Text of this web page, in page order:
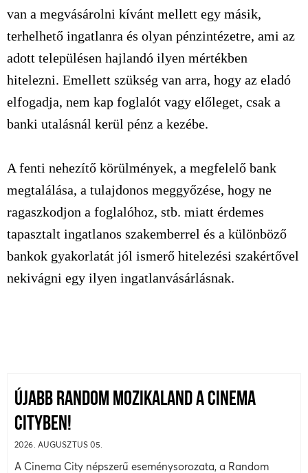
van a megvásárolni kívánt mellett egy másik,
terhelhető ingatlanra és olyan pénzintézetre, ami az
adott településen hajlandó ilyen mértékben
hitelezni. Emellett szükség van arra, hogy az eladó
elfogadja, nem kap foglalót vagy előleget, csak a
banki utalásnál kerül pénz a kezébe.
A fenti nehezítő körülmények, a megfelelő bank
megtalálása, a tulajdonos meggyőzése, hogy ne
ragaszkodjon a foglalóhoz, stb. miatt érdemes
tapasztalt ingatlanos szakemberrel és a különböző
bankok gyakorlatát jól ismerő hitelezési szakértővel
nekivágni egy ilyen ingatlanvásárlásnak.
ÚJABB RANDOM MOZIKALAND A CINEMA
CITYBEN!
2026. AUGUSZTUS 05.
A Cinema City népszerű eseménysorozata, a Random